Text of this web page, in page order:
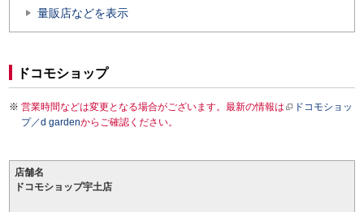
量販店などを表示
ドコモショップ
営業時間などは変更となる場合がございます。最新の情報は
ドコモショッ
プ／d gardenからご確認ください。
店舗名
ドコモショップ宇土店